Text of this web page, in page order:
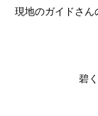
現地のガイドさん
碧